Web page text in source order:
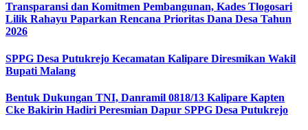
Transparansi dan Komitmen Pembangunan, Kades Tlogosari
Lilik Rahayu Paparkan Rencana Prioritas Dana Desa Tahun
2026
SPPG Desa Putukrejo Kecamatan Kalipare Diresmikan Wakil
Bupati Malang
Bentuk Dukungan TNI, Danramil 0818/13 Kalipare Kapten
Cke Bakirin Hadiri Peresmian Dapur SPPG Desa Putukrejo